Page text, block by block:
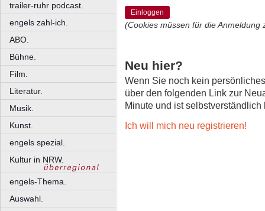
trailer-ruhr podcast.
engels zahl-ich.
ABO.
Bühne.
Film.
Literatur.
Musik.
Kunst.
engels spezial.
Kultur in NRW.
engels-Thema.
Auswahl.
Einloggen
(Cookies müssen für die Anmeldung
Neu hier?
Wenn Sie noch kein
über den folgenden Link zur
Minute und ist selbstverständlich
Ich will mich neu registrieren!